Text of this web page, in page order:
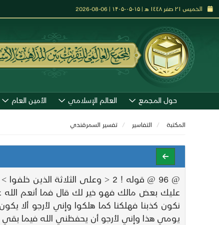
الخميس ٢١ صفر ١٤٤٨ هـ | ۱۵-۰۵-۱۴۰۵ | 06-08-2026
حول المجمع العالم الإسلامي الأمين العام
المكتبة التفاسير تفسير السمرقندي
عليك بعض مالك فهو خير لك قال فما أنعم
نكون كذبنا فهلكنا كما هلكوا وإني لأرجو
يومي هذا وإني لأرجو أن يحفظني الله فيما بقي .